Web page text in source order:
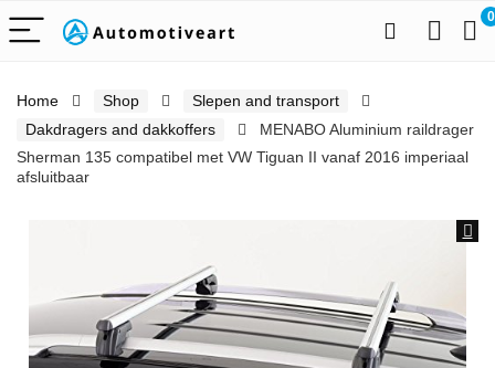
0
Home Shop
Slepen and transport
Dakdragers and dakkoffers
MENABO Aluminium raildrager
Sherman 135 compatibel met VW Tiguan II vanaf 2016 imperiaal
afsluitbaar